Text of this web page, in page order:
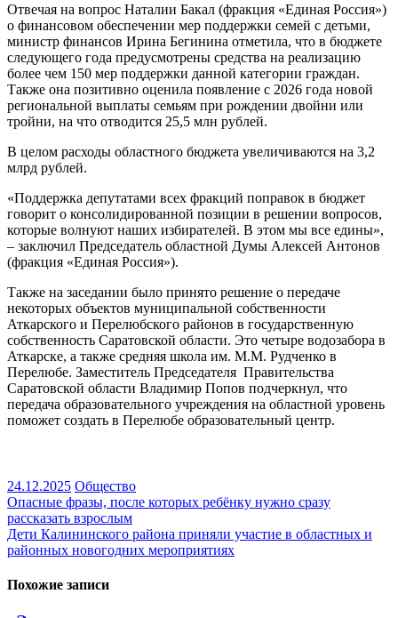
Отвечая на вопрос Наталии Бакал (фракция «Единая Россия»)
о финансовом обеспечении мер поддержки семей с детьми,
министр финансов Ирина Бегинина отметила, что в бюджете
следующего года предусмотрены средства на реализацию
более чем 150 мер поддержки данной категории граждан.
Также она позитивно оценила появление с 2026 года новой
региональной выплаты семьям при рождении двойни или
тройни, на что отводится 25,5 млн рублей.
В целом расходы областного бюджета увеличиваются на 3,2
млрд рублей.
«Поддержка депутатами всех фракций поправок в бюджет
говорит о консолидированной позиции в решении вопросов,
которые волнуют наших избирателей. В этом мы все едины»,
– заключил Председатель областной Думы Алексей Антонов
(фракция «Единая Россия»).
Также на заседании было принято решение о передаче
некоторых объектов муниципальной собственности
Аткарского и Перелюбского районов в государственную
собственность Саратовской области. Это четыре водозабора в
Аткарске, а также средняя школа им. М.М. Рудченко в
Перелюбе. Заместитель Председателя Правительства
Саратовской области Владимир Попов подчеркнул, что
передача образовательного учреждения на областной уровень
поможет создать в Перелюбе образовательный центр.
24.12.2025 Общество
Навигация
по
записям
Опасные фразы, после которых ребёнку нужно сразу
рассказать взрослым
Дети Калининского района приняли участие в областных и
районных новогодних мероприятиях
Похожие записи